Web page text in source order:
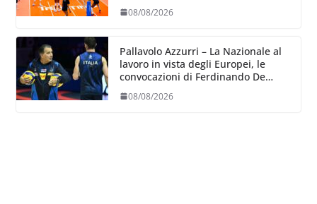
dove poter migliorare”.
08/08/2026
Pallavolo Azzurri – La Nazionale al
lavoro in vista degli Europei, le
convocazioni di Ferdinando De
08/08/2026